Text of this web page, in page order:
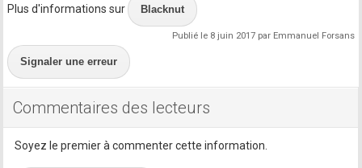
Plus d'informations sur Blacknut
Publié le 8 juin 2017 par Emmanuel Forsans
Signaler une erreur
Commentaires des lecteurs
Soyez le premier à commenter cette information.